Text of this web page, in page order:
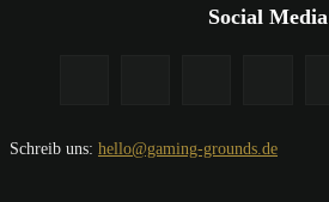
Social Media
Schreib uns: hello@gaming-grounds.de